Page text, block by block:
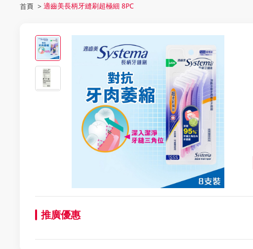
首頁 > 適齒美長柄牙縫刷超極細 8PC
推廣優惠